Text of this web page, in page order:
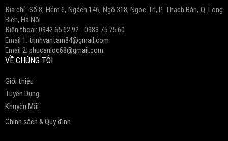
Địa chỉ: Số 8, Hẻm 6, Ngách 146, Ngõ 318, Ngọc Trì, P. Thạch Bàn, Q. Long
Biên, Hà Nội
Điên thoại: 0942 65 62 92 - 0983 75 75 60
Email 1: trinhvantam84@gmail.com
Email 2: phucanloc68@gmail.com
VỀ CHÚNG TÔI
Giới thiệu
Tuyển Dụng
Khuyến Mãi
Chính sách & Quy định